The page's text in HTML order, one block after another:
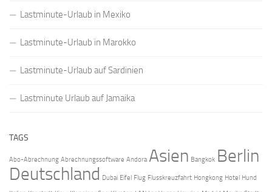
Lastminute-Urlaub in Mexiko
Lastminute-Urlaub in Marokko
Lastminute-Urlaub auf Sardinien
Lastminute Urlaub auf Jamaika
TAGS
Abo-Abrechnung Abrechnungssoftware Andora Asien Bangkok Berlin
Deutschland Dubai Eifel Flug Flusskreuzfahrt Hongkong Hotel Hund